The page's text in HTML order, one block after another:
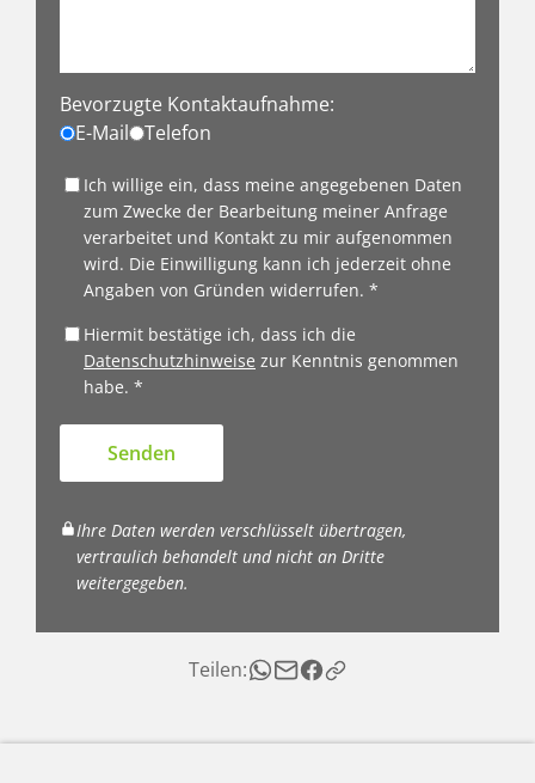
Bevorzugte Kontaktaufnahme:
E-Mail
Telefon
Ich willige ein, dass meine angegebenen Daten
zum Zwecke der Bearbeitung meiner Anfrage
verarbeitet und Kontakt zu mir aufgenommen
wird. Die Einwilligung kann ich jederzeit ohne
Angaben von Gründen widerrufen. *
Hiermit bestätige ich, dass ich die
Datenschutzhinweise zur Kenntnis genommen
habe. *
Senden
Ihre Daten werden verschlüsselt übertragen,
vertraulich behandelt und nicht an Dritte
weitergegeben.
Teilen: